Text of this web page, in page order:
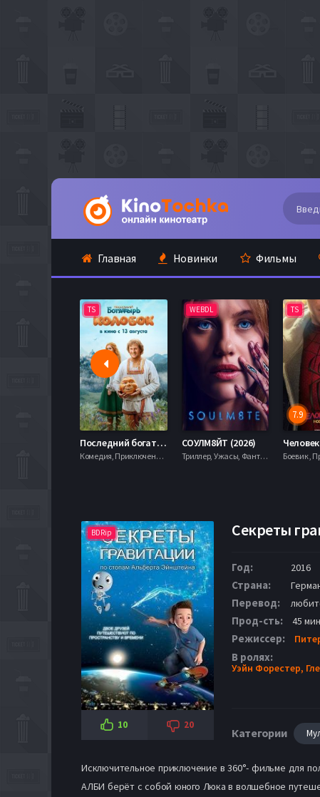
Главная Новинки Фильмы
TS
Последний богатырь. Колобок (2026)
Комедия, Приключения, Фэнтези,
WEBDL
СОУЛМ8ЙТ (2026)
Триллер, Ужасы, Фантастика,
TS
7.9
BDRip
10 20
Секреты
Год: 2016
Страна:
Перевод:
Прод-сть: 45 мин
Режиссер:
В ролях:
Уэйн Форестер,
Категории
Исключительное приключение в 360°- фильме для
АЛБИ берёт с собой юного Люка в волшебное